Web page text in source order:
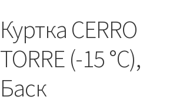
Куртка CERRO
TORRE (-15 °C),
Баск